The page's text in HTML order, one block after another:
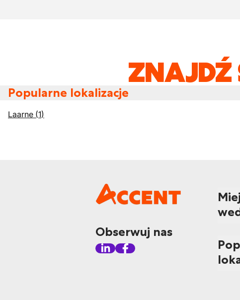
ZNAJDŹ
Popularne lokalizacje
Laarne (1)
Obserwuj nas